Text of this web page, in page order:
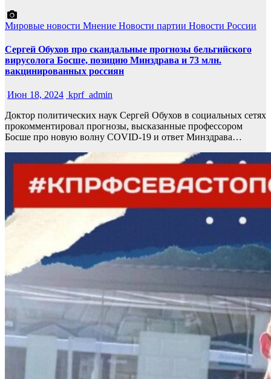
Мировые новости Мнение Новости партии Новости России
Сергей Обухов про скандальные прогнозы бельгийского
вирусолога Босше, позицию Минздрава и 73 млн.
вакцинированных россиян
Июн 18, 2024 kprf_admin
Доктор политических наук Сергей Обухов в социальных сетях
прокомментировал прогнозы, высказанные профессором
Босше про новую волну COVID-19 и ответ Минздрава…